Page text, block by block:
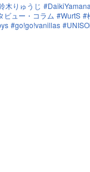
木りゅうじ
ビュー・コラム
WurtS
go!go!vanillas